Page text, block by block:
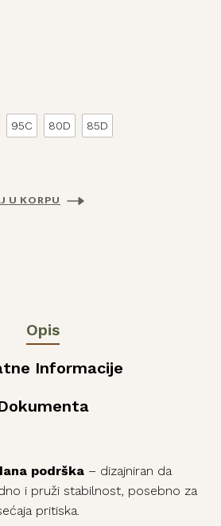
95C 80D 85D
U KORPU
Opis
Informacije
podrška – dizajniran da
i pruži stabilnost, posebno za
pritiska.